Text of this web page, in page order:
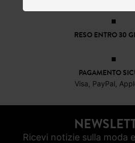
RESO ENTRO 30
PAGAMENTO
Visa, PayPal,
Ricevi notizie sulla moda